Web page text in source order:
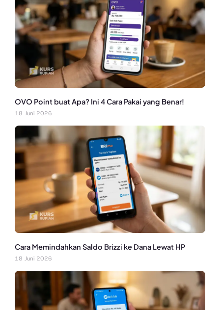
OVO Point buat Apa? Ini 4 Cara Pakai yang Benar!
18 Juni 2026
Cara Memindahkan Saldo Brizzi ke Dana Lewat HP
18 Juni 2026